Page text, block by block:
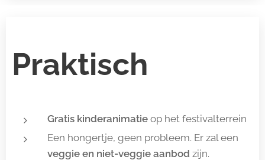
Praktisch
Gratis kinderanimatie op het festivalterrein
Een hongertje, geen probleem. Er zal een
veggie en niet-veggie aanbod zijn.